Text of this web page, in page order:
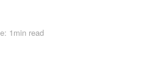
1min read